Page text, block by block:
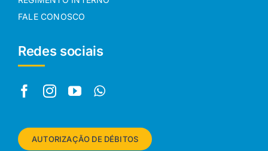
FALE CONOSCO
Redes sociais
AUTORIZAÇÃO DE DÉBITOS